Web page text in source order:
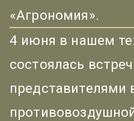
«Агрономия».
4 июня в нашем
состоялась
представителями